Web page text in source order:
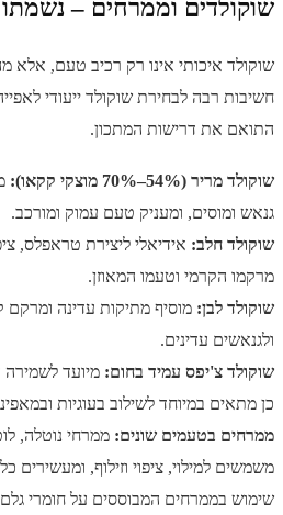
שוקולדים וממרחים –
שוקולד איכותי אינו רק רכיב טעם, אלא
חשיבות רבה לבחירת שוקולד ייעודי
התואם את דרישות המתכון.
שוקולד מריר (54%–70% מוצקי קקאו):
גנאש ומוסים, ומעניק טעם עמוק ומורכב.
שוקולד חלב: אידיאלי ליצירת טראפלס,
מרקמו הקרמי וטעמו המאוזן.
שוקולד לבן: מוסיף מתיקות עדינה
ולגנאשים עדינים.
שוקולד צ'יפס עמיד בחום: מיועד לשמירה
כן מתאים במיוחד לשילוב בעוגיות
ממרחים בטעמים שונים: ממרחי נוטלה,
משמשים למילוי, ציפוי וזילוף, ומעשירים
שימוש בממרחים המבוססים על חומרי